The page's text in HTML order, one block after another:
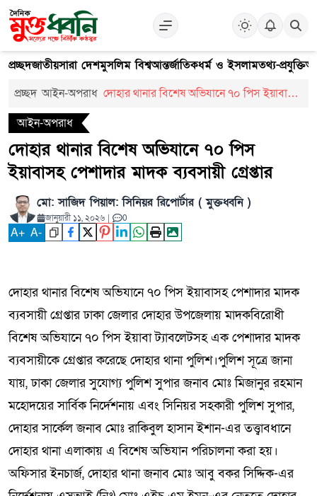
প্রচ্ছদজাতীয়সারা দেশমুসলিম বিশ্বআন্তর্জাতিকধর্ম ও ইসলামতথ্য-প্রযুক্তি
প্রচ্ছদ আইন-অপরাধ দোহার থানার বিশেষ অভিযানে ৭০ পিস ইয়াবাসহ
আইন-অপরাধ
দোহার থানার বিশেষ অভিযানে ৭০ পিস
ইয়াবাসহ পেশাদার মাদক ব্যবসায়ী গ্রেপ্তার
মো: সাজিদ পিয়াল: সিনিয়র রিপোর্টার ( মুক্তধ্বনি )
জানুয়ারী ১১, ২০২৬ | 0
A+ A-
দোহার থানার বিশেষ অভিযানে ৭০ পিস ইয়াবাসহ পেশাদার মাদক
ব্যবসায়ী গ্রেপ্তার ঢাকা জেলার দোহার উপজেলায় মাদকবিরোধী
বিশেষ অভিযানে ৭০ পিস ইয়াবা ট্যাবলেটসহ এক পেশাদার মাদক
ব্যবসায়ীকে গ্রেপ্তার করেছে দোহার থানা পুলিশ।পুলিশ সূত্রে জানা
যায়, ঢাকা জেলার সুযোগ্য পুলিশ সুপার জনাব মোঃ মিজানুর রহমান
মহোদয়ের সার্বিক নির্দেশনায় এবং সিনিয়র সহকারী পুলিশ সুপার,
দোহার সার্কেল জনাব মোঃ রাকিবুল হাসান ইশান-এর তত্ত্বাবধানে
দোহার থানা এলাকায় এ বিশেষ অভিযান পরিচালনা করা হয়।
অফিসার ইনচার্জ, দোহার থানা জনাব মোঃ আবু বকর সিদ্দিক-এর